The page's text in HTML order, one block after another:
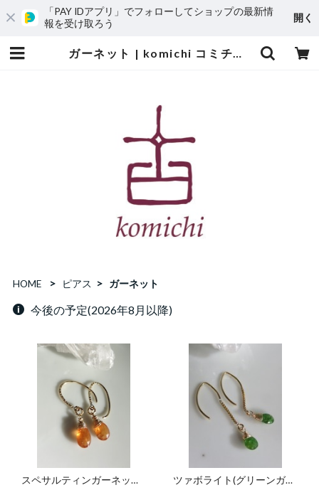
「PAY IDアプリ」でフォローしてショップの最新情
報を受け取ろう
開く
ガーネット | komichi コミチの石
HOME ピアス ガーネット
今後の予定(2026年8月以降)
スペサルティンガーネット
ツァボライト(グリーンガー